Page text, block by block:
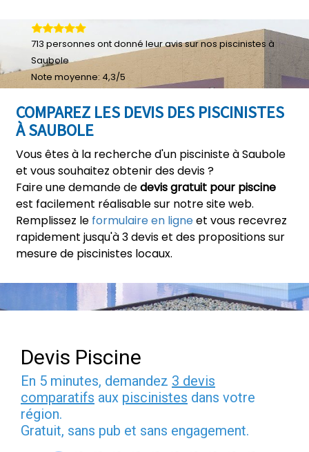
COMPAREZ LES DEVIS DES PISCINISTES
À SAUBOLE
Vous êtes à la recherche d'un pisciniste à Saubole
et vous souhaitez obtenir des devis ?
Faire une demande dedevis gratuit pour piscine
est facilement réalisable sur notre site web.
Remplissez le formulaire en ligneet vous recevrez
rapidement jusqu'à 3 devis et des propositions sur
mesure de piscinistes locaux.
713 personnes ont donné leuravis sur nos piscinistes à
Saubole
Note moyenne: 4,3/5
Devis Piscine
En 5 minutes, demandez 3 devis
comparatifs aux piscinistes dans votre
région.
Gratuit, sans pub et sans engagement.